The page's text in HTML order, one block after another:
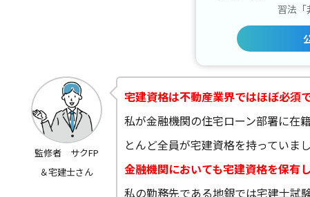
習法「
監修者 サクFP
＆宅建士さん
宅建資格は不動産業界ではほぼ必須で
私が金融機関の住宅ローン部署に在
とんど全員が宅建資格を持っていまし
金融機関においても宅建資格を保有
私の勤務先である地銀では宅建士試